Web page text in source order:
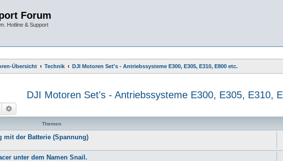
Forum
Hotline & Support
Übersicht Technik
DJI Motoren Set's - Antriebssysteme E300, E305, E310, E800 etc.
DJI Motoren Set's - Antriebssysteme E300, E305, E310,
Suche
Themen
der Batterie (Spannung)
unter dem Namen Snail.